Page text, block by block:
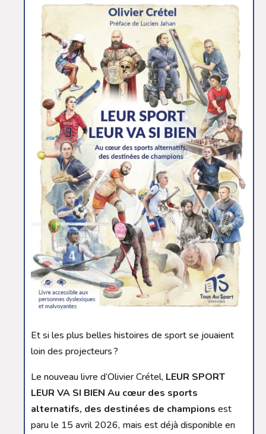
Et si les plus belles histoires de sport se jouaient
loin des projecteurs ?
Le nouveau livre d’Olivier Crétel, LEUR SPORT
LEUR VA SI BIEN Au cœur des sports
alternatifs, des destinées de champions est
paru le 15 avril 2026, mais est déjà disponible en